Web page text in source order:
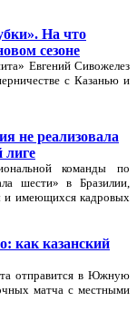
На что
сезоне
Евгений Сивожелез
с Казанью и
не реализовала
лиге
команды по
шести» в Бразилии,
и имеющихся кадровых
как казанский
отправится в Южную
матча с местными